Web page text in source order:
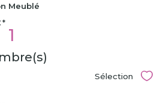
Meublé
1
Sélection